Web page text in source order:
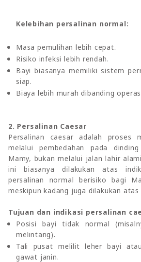
Kelebihan persalinan normal:
Masa pemulihan lebih cepat.
Risiko infeksi lebih rendah.
Bayi biasanya memiliki sistem
siap.
Biaya lebih murah dibanding
2. Persalinan Caesar
Persalinan caesar adalah proses
melalui pembedahan pada
Mamy, bukan melalui jalan lahir
ini biasanya dilakukan atas
persalinan normal berisiko bagi
meskipun kadang juga dilakukan
Tujuan dan indikasi persalinan
Posisi bayi tidak normal
melintang).
Tali pusat melilit leher bayi
gawat janin.